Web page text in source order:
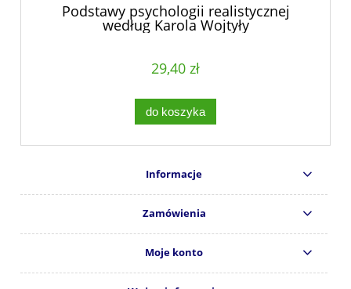
Podstawy psychologii realistycznej
według Karola Wojtyły
29,40 zł
do koszyka
Informacje
Zamówienia
Moje konto